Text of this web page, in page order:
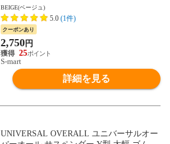
クリップ式 吊りバンド 黒 ブラック uv0897
i
BEIGE(ベージュ)
5.0 (1件)
クーポンあり
2,750円
25
S-mart
詳細を見る
UNIVERSAL OVERALL ユニバーサルオー